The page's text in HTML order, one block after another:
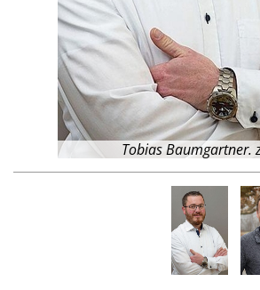
Tobias Baumgartner.